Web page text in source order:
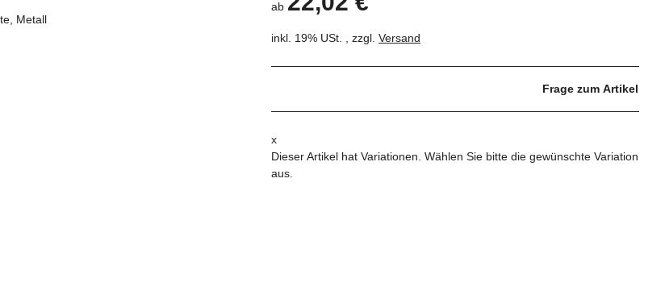
ab
inkl. 19% USt. , zzgl. Versand
Frage zum Artikel
x
Dieser Artikel hat Variationen. Wählen Sie bitte die gewünschte Variation
aus.